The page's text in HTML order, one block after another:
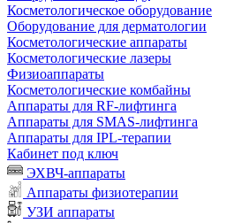
Косметологическое оборудование
Оборудование для дерматологии
Косметологические аппараты
Косметологические лазеры
Физиоаппараты
Косметологические комбайны
Аппараты для RF-лифтинга
Аппараты для SMAS-лифтинга
Аппараты для IPL-терапии
Кабинет под ключ
ЭХВЧ-аппараты
Аппараты физиотерапии
УЗИ аппараты